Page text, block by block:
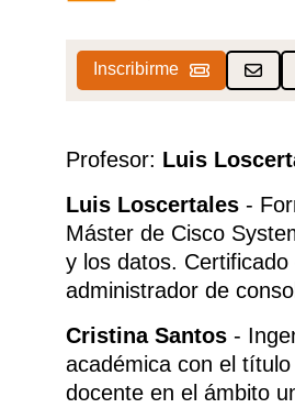
Inscribirme
Profesor: Luis
Luis Loscertales -
Máster de Cisco
y los datos.
administrador de
Cristina Santos -
académica con el
docente en el ámbito